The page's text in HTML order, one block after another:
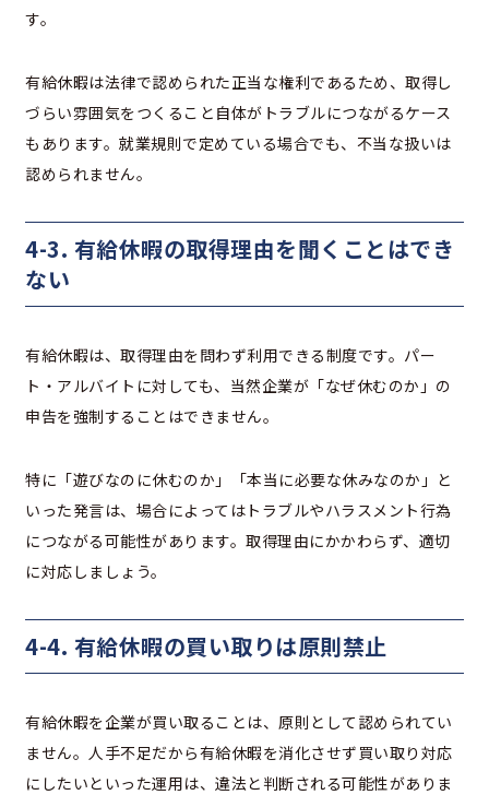
す。
有給休暇は法律で認められた正当な権利であるため、取得し
づらい雰囲気をつくること自体がトラブルにつながるケース
もあります。就業規則で定めている場合でも、不当な扱いは
認められません。
4-3. 有給休暇の取得理由を聞くことはでき
ない
有給休暇は、取得理由を問わず利用できる制度です。パー
ト・アルバイトに対しても、当然企業が「なぜ休むのか」の
申告を強制することはできません。
特に「遊びなのに休むのか」「本当に必要な休みなのか」と
いった発言は、場合によってはトラブルやハラスメント行為
につながる可能性があります。取得理由にかかわらず、適切
に対応しましょう。
4-4. 有給休暇の買い取りは原則禁止
有給休暇を企業が買い取ることは、原則として認められてい
ません。人手不足だから有給休暇を消化させず買い取り対応
にしたいといった運用は、違法と判断される可能性がありま